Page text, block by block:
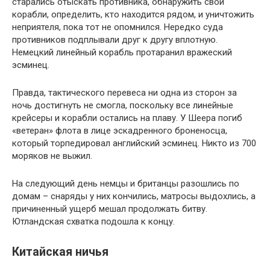
корабли, определить, кто находится рядом, и уничтожить
неприятеля, пока тот не опомнился. Нередко суда
противников подплывали друг к другу вплотную.
Немецкий линейный корабль протаранил вражеский
эсминец.
Правда, тактического перевеса ни одна из сторон за
ночь достигнуть не смогла, поскольку все линейные
крейсеры и корабли остались на плаву. У Шеера погиб
«ветеран» флота в лице эскадренного броненосца,
который торпедировал английский эсминец. Никто из 700
моряков не выжил.
На следующий день немцы и британцы разошлись по
домам – снаряды у них кончились, матросы выдохлись, а
причиненный ущерб мешал продолжать битву.
Ютландская схватка подошла к концу.
Китайская ничья